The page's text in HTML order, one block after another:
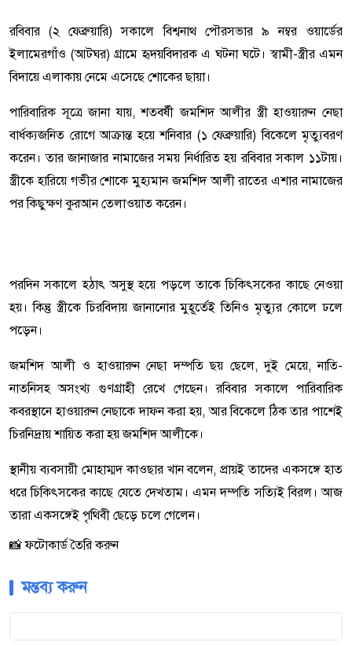
রবিবার (২ ফেব্রুয়ারি) সকালে বিশ্বনাথ পৌরসভার ৯ নম্বর ওয়ার্ডের
ইলামেরগাঁও (আটঘর) গ্রামে হৃদয়বিদারক এ ঘটনা ঘটে। স্বামী-স্ত্রীর এমন
বিদায়ে এলাকায় নেমে এসেছে শোকের ছায়া।
পারিবারিক সূত্রে জানা যায়, শতবর্ষী জমশিদ আলীর স্ত্রী হাওয়ারুন নেছা
বার্ধক্যজনিত রোগে আক্রান্ত হয়ে শনিবার (১ ফেব্রুয়ারি) বিকেলে মৃত্যুবরণ
করেন। তার জানাজার নামাজের সময় নির্ধারিত হয় রবিবার সকাল ১১টায়।
স্ত্রীকে হারিয়ে গভীর শোকে মুহ্যমান জমশিদ আলী রাতের এশার নামাজের
পর কিছুক্ষণ কুরআন তেলাওয়াত করেন।
পরদিন সকালে হঠাৎ অসুস্থ হয়ে পড়লে তাকে চিকিৎসকের কাছে নেওয়া
হয়। কিন্তু স্ত্রীকে চিরবিদায় জানানোর মুহূর্তেই তিনিও মৃত্যুর কোলে ঢলে
পড়েন।
জমশিদ আলী ও হাওয়ারুন নেছা দম্পতি ছয় ছেলে, দুই মেয়ে, নাতি-
নাতনিসহ অসংখ্য গুণগ্রাহী রেখে গেছেন। রবিবার সকালে পারিবারিক
কবরস্থানে হাওয়ারুন নেছাকে দাফন করা হয়, আর বিকেলে ঠিক তার পাশেই
চিরনিদ্রায় শায়িত করা হয় জমশিদ আলীকে।
স্থানীয় ব্যবসায়ী মোহাম্মদ কাওছার খান বলেন, প্রায়ই তাদের একসঙ্গে হাত
ধরে চিকিৎসকের কাছে যেতে দেখতাম। এমন দম্পতি সত্যিই বিরল। আজ
তারা একসঙ্গেই পৃথিবী ছেড়ে চলে গেলেন।
📸 ফটোকার্ড তৈরি করুন
মন্তব্য করুন